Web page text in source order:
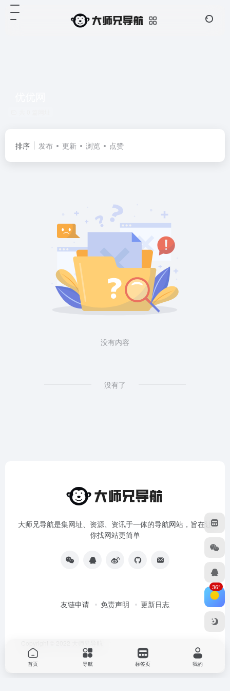
排序 发布 更新 浏览 点赞
没有内容
没有了
大师兄导航是集网址、资源、资讯于一体的导航网站，旨在让
你找网站更简单
友链申请 免责声明 更新日志
36°
首页 导航 标签页 我的